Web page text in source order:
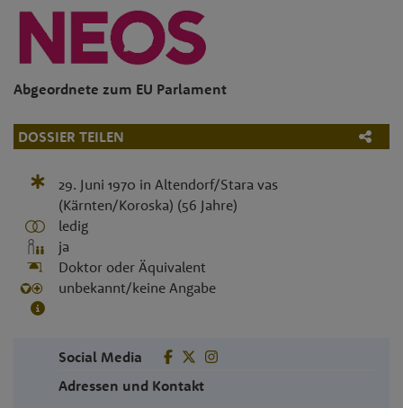
Abgeordnete zum EU Parlament
DOSSIER TEILEN
29. Juni 1970 in Altendorf/Stara vas
(Kärnten/Koroska) (56 Jahre)
ledig
ja
Doktor oder Äquivalent
unbekannt/keine Angabe
Social Media
Adressen und Kontakt